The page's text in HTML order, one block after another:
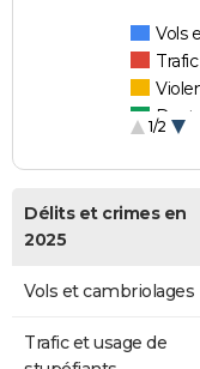
Vols
1/2
Délits et crimes en
2025
Vols et cambriolages
Trafic et usage de